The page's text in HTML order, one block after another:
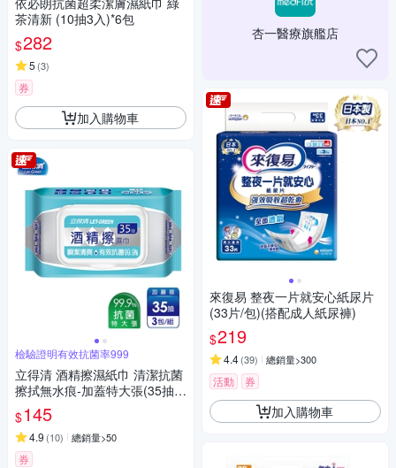
茶清新 (10抽3入)*6包
$282
5 (3)
券
加入購物車
檢驗證明有效抗菌率999
立得清 酒精擦濕紙巾 清潔抗菌
擦拭無水痕-加蓋特大張(35抽x
3包)
$145
4.9 (10) 總銷量>50
券
杏一醫療旗艦店
來復易 整夜一片就安心紙尿片
(33片/包)(搭配成人紙尿褲)
$219
4.4(39) 總銷量>300
活動 券
加入購物車